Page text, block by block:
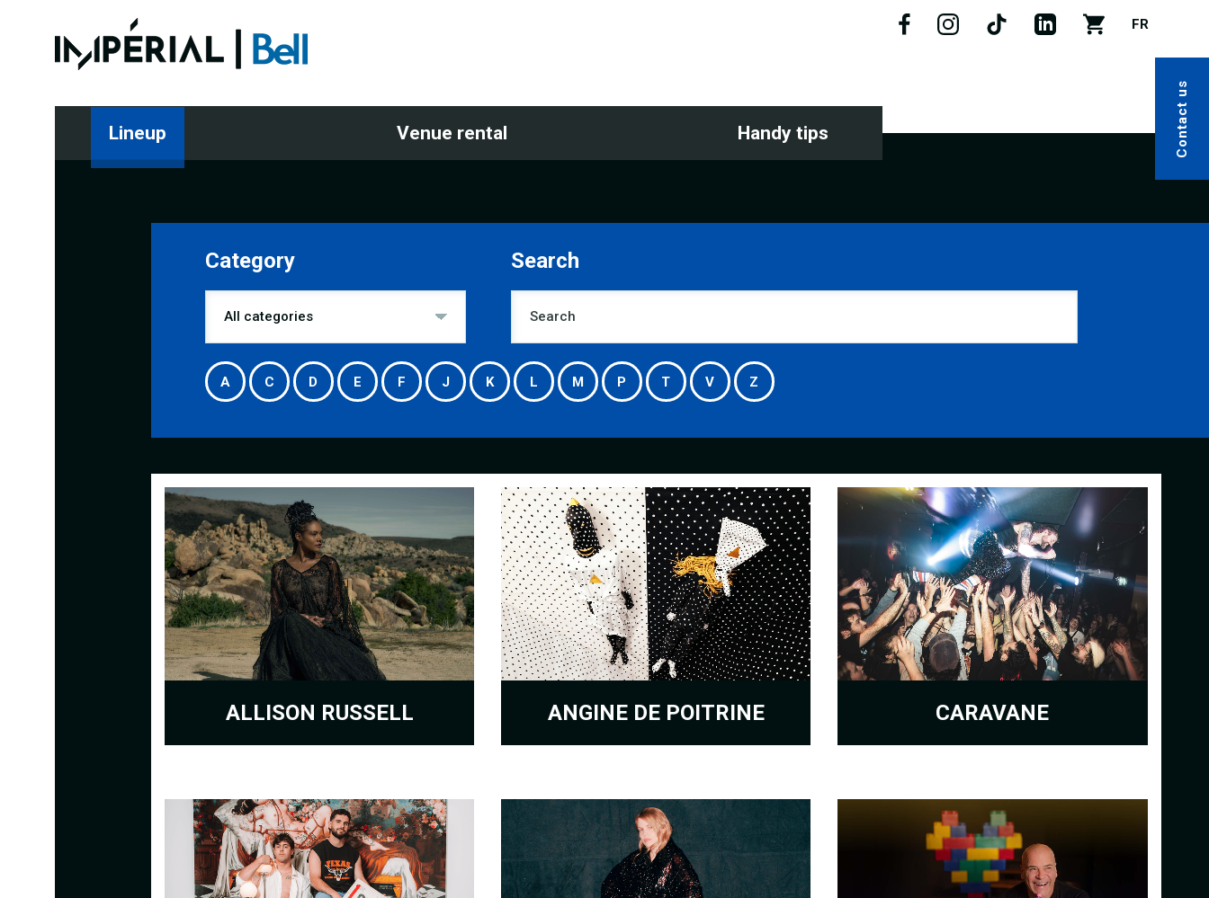
FR
Contact us
Lineup Venue rental Handy tips
Category Search
A C D E F J K L M P T V Z
ALLISON RUSSELL ANGINE DE POITRINE CARAVANE